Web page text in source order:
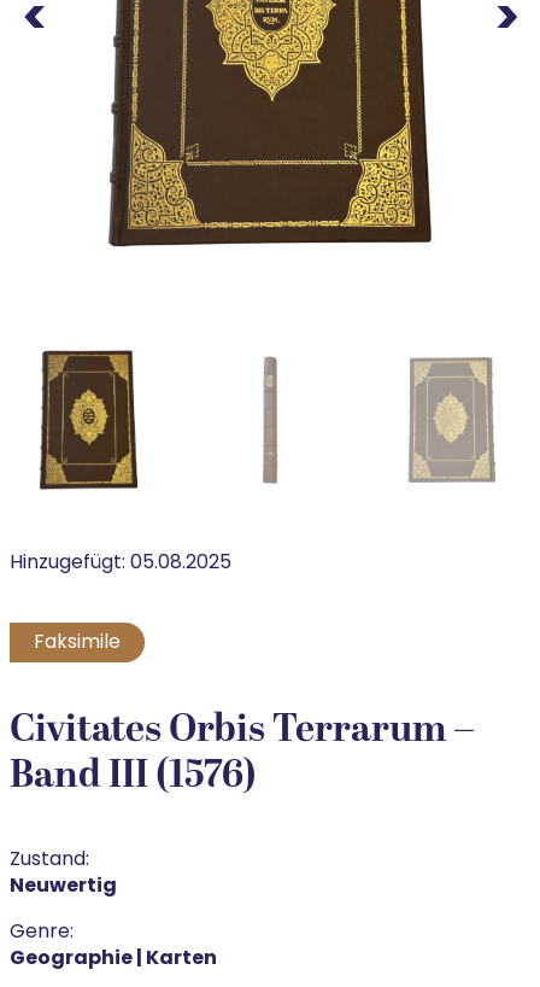
Next
Hinzugefügt:05.08.2025
Faksimile
Civitates Orbis Terrarum –
Band III (1576)
Zustand:
Neuwertig
Genre:
Geographie | Karten